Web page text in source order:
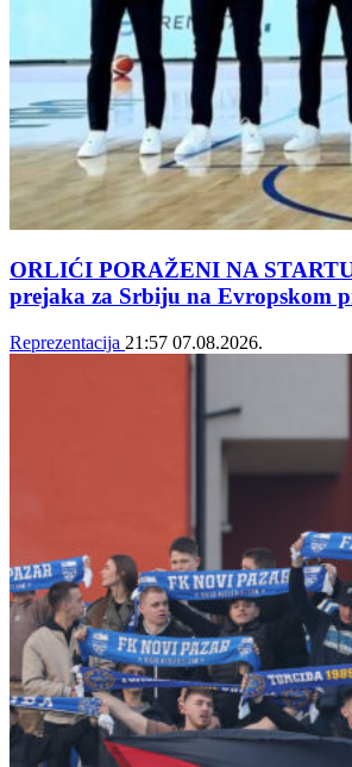
ORLIĆI PORAŽENI NA
prejaka za Srbiju na Evropskom
Reprezentacija 21:57 07.08.2026.